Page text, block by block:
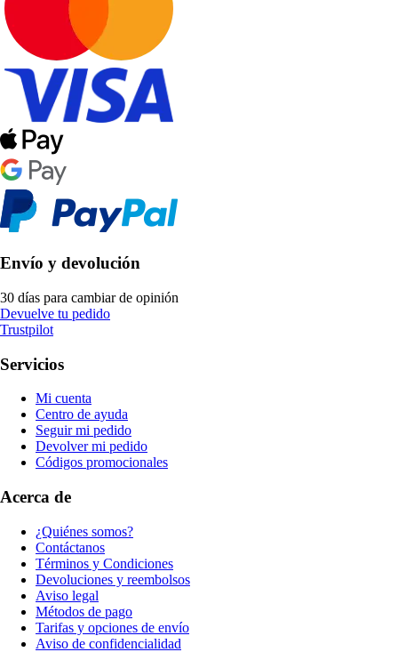
Envío y devolución
30 días para cambiar de opinión
Devuelve tu pedido
Trustpilot
Servicios
Mi cuenta
Centro de ayuda
Seguir mi pedido
Devolver mi pedido
Códigos promocionales
Acerca de
¿Quiénes somos?
Contáctanos
Términos y Condiciones
Devoluciones y reembolsos
Aviso legal
Métodos de pago
Tarifas y opciones de envío
Aviso de confidencialidad